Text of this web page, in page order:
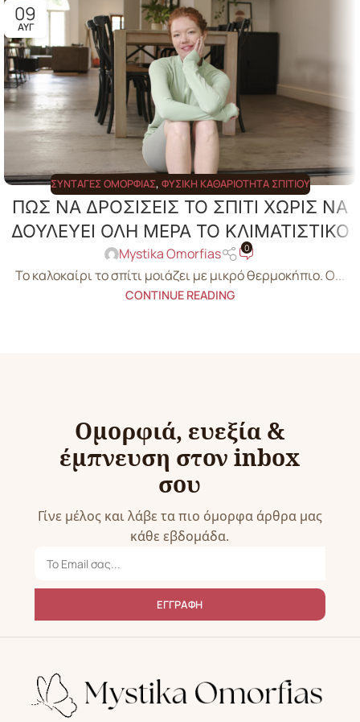
09
ΑΥΓ
ΣΥΝΤΑΓΈΣ ΟΜΟΡΦΙΆΣ, ΦΥΣΙΚΉ ΚΑΘΑΡΙΌΤΗΤΑ ΣΠΙΤΙΟΎ
ΠΩΣ ΝΑ ΔΡΟΣΙΣΕΙΣ ΤΟ ΣΠΙΤΙ ΧΩΡΙΣ ΝΑ
ΔΟΥΛΕΥΕΙ ΟΛΗ ΜΕΡΑ ΤΟ ΚΛΙΜΑΤΙΣΤΙΚΟ
Mystika Omorfias 0
Το καλοκαίρι το σπίτι μοιάζει με μικρό θερμοκήπιο. Ο...
CONTINUE READING
Ομορφιά, ευεξία &
έμπνευση στον inbox
σου
Γίνε μέλος και λάβε τα πιο όμορφα άρθρα μας
κάθε εβδομάδα.
ΕΓΓΡΑΦΗ